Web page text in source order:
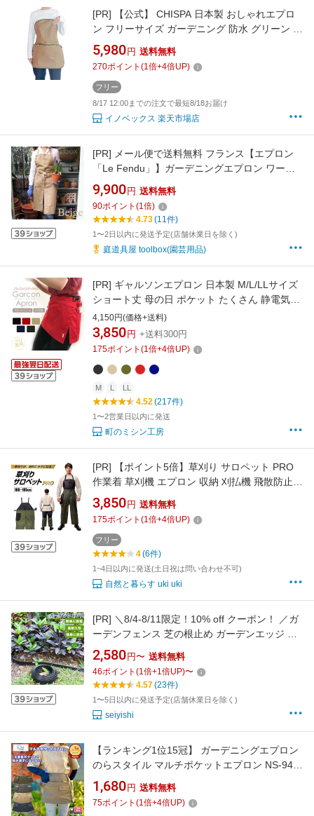
[PR]
【公式】 CHISPA 日本製 おしゃれエプロ
ン フリーサイズ ガーデニング 防水 グリーン カ
ーキ 撥水 防水加工 丈夫 長持ち【代引き対象】
5,980 円 送料無料
270ポイント (1倍+4倍UP)
フリー
8/17 12:00までの注文で最短8/18お届け
イノベックス 楽天市場店
[PR] メール便で送料無料 フランス【エプロン
「Le Fendu」】ガーデニングエプロン ワーク
エプロン 園芸 作業服 作業着 おしゃれ キッチン
男女兼用 ギフト対応可 敬老の日ギフト
9,900 円 送料無料
90ポイント (1倍)
4.73(11件)
1〜2日以内に発送予定(店舗休業日を除く)
庭道具屋 toolbox(園芸用品)
[PR] ギャルソンエプロン 日本製 M/L/LLサイズ
ショート丈 母の日 ポケット たくさん 静電気防
止 カフェエプロン お尻が隠れるエプロン ユニ
フォーム 業務用 LIETO プレゼント 美容師 スタ
イリスト トリマー ガーデニング 散歩 ユニホー
4,150円(価格+送料)
3,850 円 +送料300円
175ポイント (1倍+4倍UP)
M L LL
4.52(217件)
1〜2営業日以内に発送
町のミシン工房
[PR]
【ポイント5倍】草刈り サロペット PRO
作業着 草刈機 エプロン 収納 刈払機 飛散防止
軽量 ガーデニング ウェア つなぎ 服 園芸 草取
り 草刈り 服装 便利 グッズ 庭仕事 疲労軽減 暑
さ 暑さ対策 安全 除草 大きいサイズ フリー ツ
ナギ カーキ G-007
3,850 円 送料無料
175ポイント (1倍+4倍UP)
フリー
4(6件)
1~4日以内に発送(土日祝は問い合わせ不可)
自然と暮らす uki uki
[PR] ＼8/4-8/11限定！10% off クーポン！ ／ガ
ーデンフェンス 芝の根止め ガーデンエッジ 花
壇の土止め L字型 ガーデニング 花壇 柵 フリー
デザインエッジ 人工芝の仕切り 園芸用品 砂利
と土の仕切り 土留め 雑草防止シート 庭造り 設
置簡単 家庭菜園 sei-240828
2,580 円〜 送料無料
46ポイント (1倍+1倍UP)〜
4.57(23件)
1〜5日以内に発送予定(店舗休業日を除く)
seiyishi
【ランキング1位15冠】 ガーデニングエプロン
のらスタイル マルチポケットエプロン NS-947
ショート丈 おしゃれ ナチュラル レディース メ
ンズ 多機能 男女兼用サイズ バックル装着 大容
量 農作業 家庭菜園 農業女子 ポケットたくさん
1,680 円 送料無料
75ポイント (1倍+4倍UP)